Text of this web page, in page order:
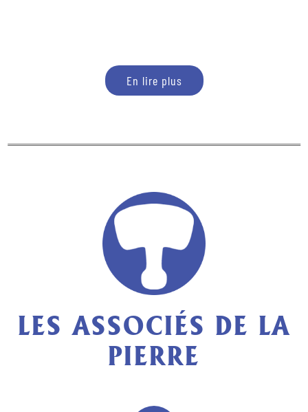
En lire plus
LES ASSOCIÉS DE LA
PIERRE